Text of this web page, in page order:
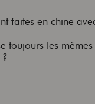
faites en chine
les